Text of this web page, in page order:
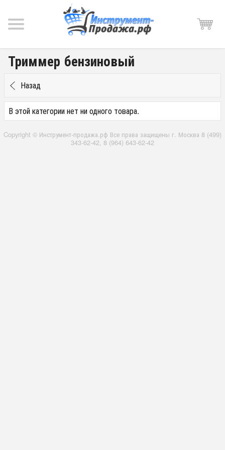
Триммер бензиновый
Назад
В этой категории нет ни одного товара.
Copyright © Инструмент-продажа.рф Все права защищены г. Москва 8 (499)
343-62-42, 8 (964) 643-62-42